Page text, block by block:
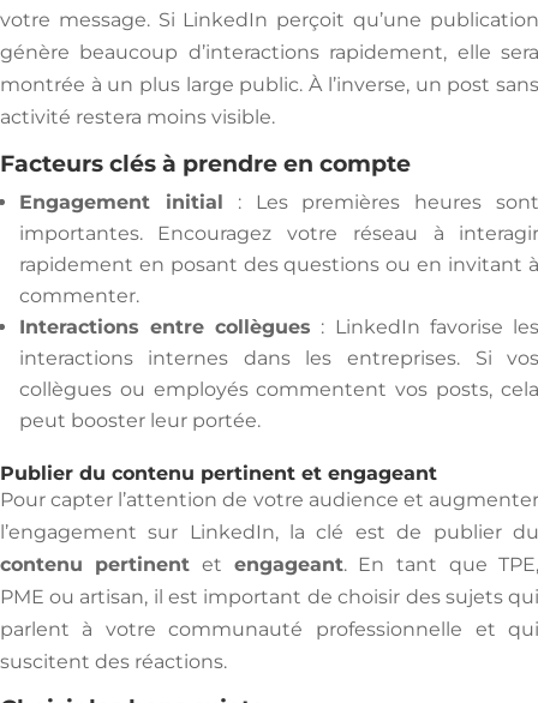
votre message. Si LinkedIn perçoit qu’une
génère beaucoup d’interactions rapidement, elle
montrée à un plus large public. À l’inverse, un post
activité restera moins visible.
Facteurs clés à prendre en compte
Engagement initial : Les premières heures
importantes. Encouragez votre réseau à
rapidement en posant des questions ou en invitant
commenter.
Interactions entre collègues : LinkedIn favorise
interactions internes dans les entreprises. Si
collègues ou employés commentent vos posts,
peut booster leur portée.
Publier du contenu pertinent et engageant
Pour capter l’attention de votre audience et
l’engagement sur LinkedIn, la clé est de publier
contenu pertinent et engageant. En tant que
PME ou artisan, il est important de choisir des sujets
parlent à votre communauté professionnelle et
suscitent des réactions.